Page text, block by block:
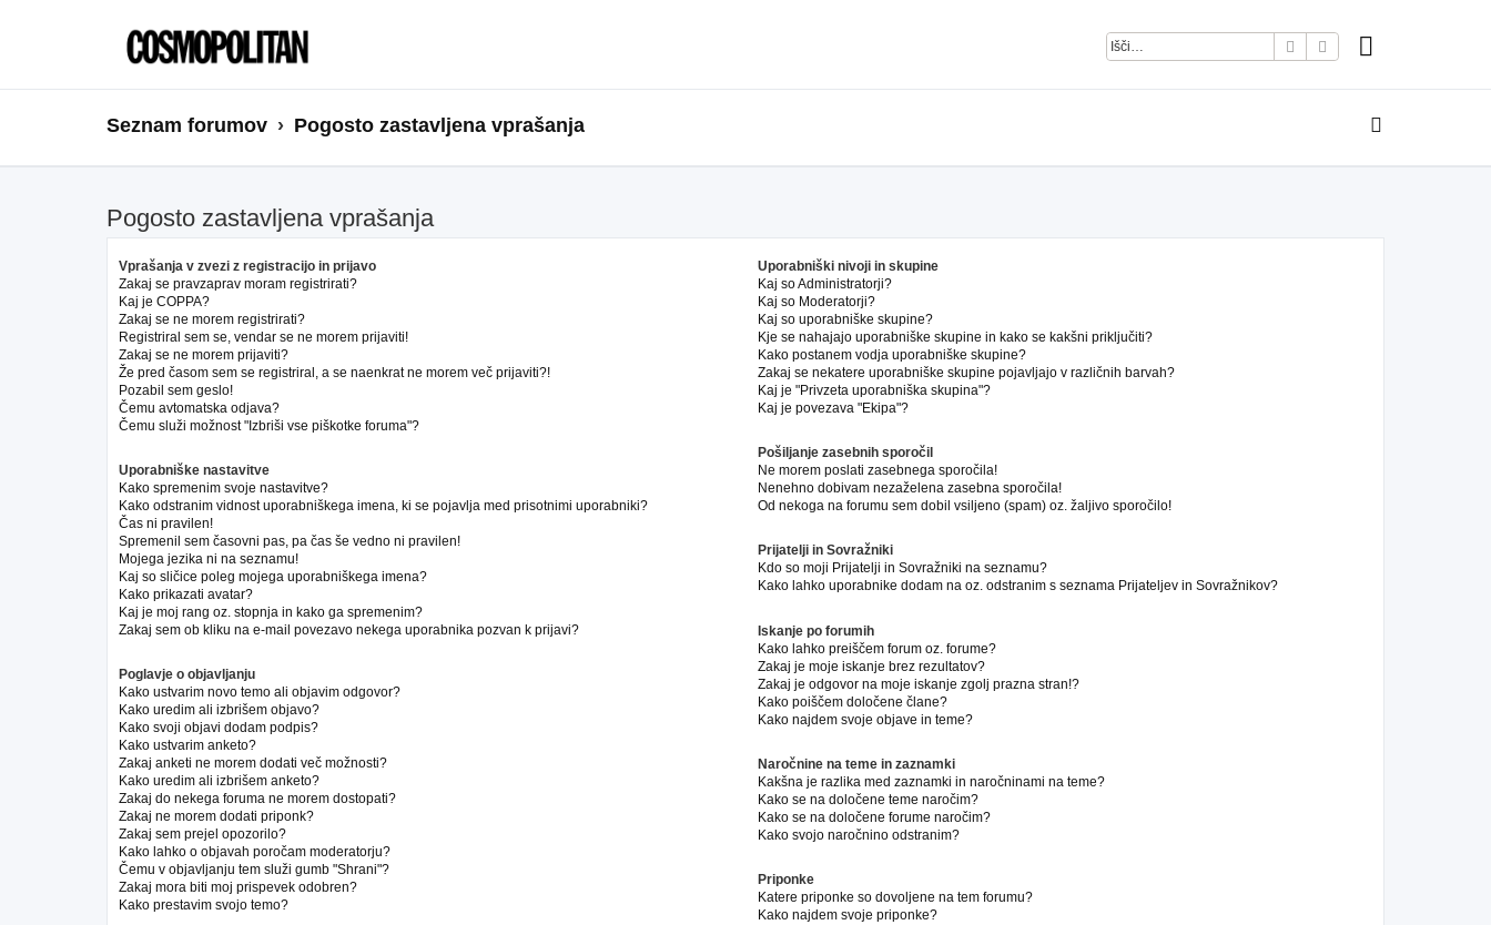
IskanjeNapredno iskanje
Seznam forumov Pogosto zastavljena vprašanja
Pogosto zastavljena vprašanja
Vprašanja v zvezi z registracijo in prijavo
Zakaj se pravzaprav moram registrirati?
Kaj je COPPA?
Zakaj se ne morem registrirati?
Registriral sem se, vendar se ne morem prijaviti!
Zakaj se ne morem prijaviti?
Že pred časom sem se registriral, a se naenkrat ne morem več prijaviti?!
Pozabil sem geslo!
Čemu avtomatska odjava?
Čemu služi možnost "Izbriši vse piškotke foruma"?
Uporabniške nastavitve
Kako spremenim svoje nastavitve?
Kako odstranim vidnost uporabniškega imena, ki se pojavlja med prisotnimi uporabniki?
Čas ni pravilen!
Spremenil sem časovni pas, pa čas še vedno ni pravilen!
Mojega jezika ni na seznamu!
Kaj so sličice poleg mojega uporabniškega imena?
Kako prikazati avatar?
Kaj je moj rang oz. stopnja in kako ga spremenim?
Zakaj sem ob kliku na e-mail povezavo nekega uporabnika pozvan k prijavi?
Poglavje o objavljanju
Kako ustvarim novo temo ali objavim odgovor?
Kako uredim ali izbrišem objavo?
Kako svoji objavi dodam podpis?
Kako ustvarim anketo?
Zakaj anketi ne morem dodati več možnosti?
Kako uredim ali izbrišem anketo?
Zakaj do nekega foruma ne morem dostopati?
Zakaj ne morem dodati priponk?
Zakaj sem prejel opozorilo?
Kako lahko o objavah poročam moderatorju?
Čemu v objavljanju tem služi gumb "Shrani"?
Zakaj mora biti moj prispevek odobren?
Kako prestavim svojo temo?
Uporabniški nivoji in skupine
Kaj so Administratorji?
Kaj so Moderatorji?
Kaj so uporabniške skupine?
Kje se nahajajo uporabniške skupine in kako se kakšni priključiti?
Kako postanem vodja uporabniške skupine?
Zakaj se nekatere uporabniške skupine pojavljajo v različnih barvah?
Kaj je "Privzeta uporabniška skupina"?
Kaj je povezava "Ekipa"?
Pošiljanje zasebnih sporočil
Ne morem poslati zasebnega sporočila!
Nenehno dobivam nezaželena zasebna sporočila!
Od nekoga na forumu sem dobil vsiljeno (spam) oz. žaljivo sporočilo!
Prijatelji in Sovražniki
Kdo so moji Prijatelji in Sovražniki na seznamu?
Kako lahko uporabnike dodam na oz. odstranim s seznama Prijateljev in Sovražnikov?
Iskanje po forumih
Kako lahko preiščem forum oz. forume?
Zakaj je moje iskanje brez rezultatov?
Zakaj je odgovor na moje iskanje zgolj prazna stran!?
Kako poiščem določene člane?
Kako najdem svoje objave in teme?
Naročnine na teme in zaznamki
Kakšna je razlika med zaznamki in naročninami na teme?
Kako se na določene teme naročim?
Kako se na določene forume naročim?
Kako svojo naročnino odstranim?
Priponke
Katere priponke so dovoljene na tem forumu?
Kako najdem svoje priponke?